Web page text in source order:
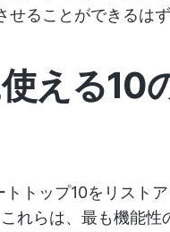
せることができるはず
える10
トップ10をリストア
れらは、最も機能性